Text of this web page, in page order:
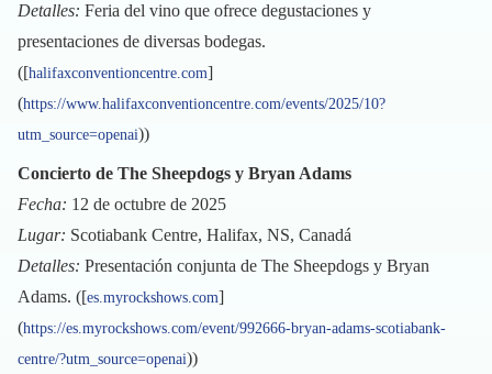
Detalles: Feria del vino que ofrece degustaciones y
presentaciones de diversas bodegas.
([halifaxconventioncentre.com]
(https://www.halifaxconventioncentre.com/events/2025/10?
utm_source=openai))
Concierto de The Sheepdogs y Bryan Adams
Fecha: 12 de octubre de 2025
Lugar: Scotiabank Centre, Halifax, NS, Canadá
Detalles: Presentación conjunta de The Sheepdogs y Bryan
Adams. ([es.myrockshows.com]
(https://es.myrockshows.com/event/992666-bryan-adams-scotiabank-
centre/?utm_source=openai))